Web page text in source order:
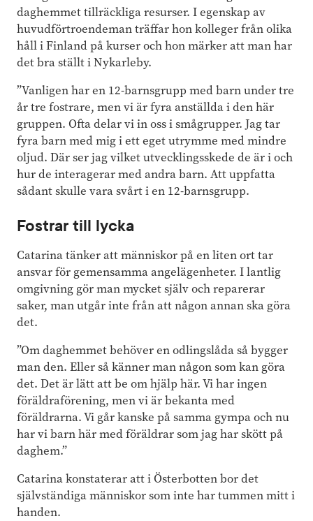
daghemmet tillräckliga resurser. I egenskap av
huvudförtroendeman träffar hon kolleger från olika
håll i Finland på kurser och hon märker att man har
det bra ställt i Nykarleby.
”Vanligen har en 12-barnsgrupp med barn under tre
år tre fostrare, men vi är fyra anställda i den här
gruppen. Ofta delar vi in oss i smågrupper. Jag tar
fyra barn med mig i ett eget utrymme med mindre
oljud. Där ser jag vilket utvecklingsskede de är i och
hur de interagerar med andra barn. Att uppfatta
sådant skulle vara svårt i en 12-barnsgrupp.
Fostrar till lycka
Catarina tänker att människor på en liten ort tar
ansvar för gemensamma angelägenheter. I lantlig
omgivning gör man mycket själv och reparerar
saker, man utgår inte från att någon annan ska göra
det.
”Om daghemmet behöver en odlingslåda så bygger
man den. Eller så känner man någon som kan göra
det. Det är lätt att be om hjälp här. Vi har ingen
föräldraförening, men vi är bekanta med
föräldrarna. Vi går kanske på samma gympa och nu
har vi barn här med föräldrar som jag har skött på
daghem.”
Catarina konstaterar att i Österbotten bor det
självständiga människor som inte har tummen mitt i
handen.